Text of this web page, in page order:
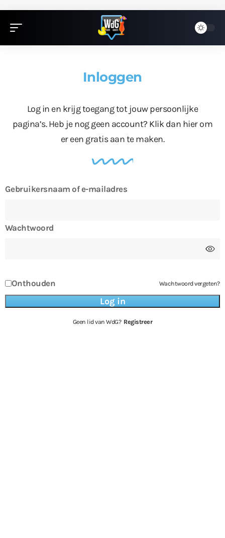
Inloggen
Log in en krijg toegang tot jouw persoonlijke
pagina’s. Heb je nog geen account? Klik dan hierom
er een gratis aan te maken.
Gebruikersnaam of e-mailadres
Wachtwoord
Onthouden Wachtwoord vergeten?
Geen lid van WdG? Registreer